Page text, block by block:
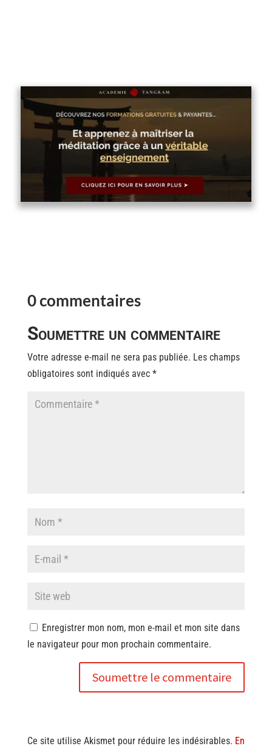
0 commentaires
Soumettre un commentaire
Votre adresse e-mail ne sera pas publiée. Les champs
obligatoires sont indiqués avec *
Enregistrer mon nom, mon e-mail et mon site dans
le navigateur pour mon prochain commentaire.
Soumettre le commentaire
Ce site utilise Akismet pour réduire les indésirables. En